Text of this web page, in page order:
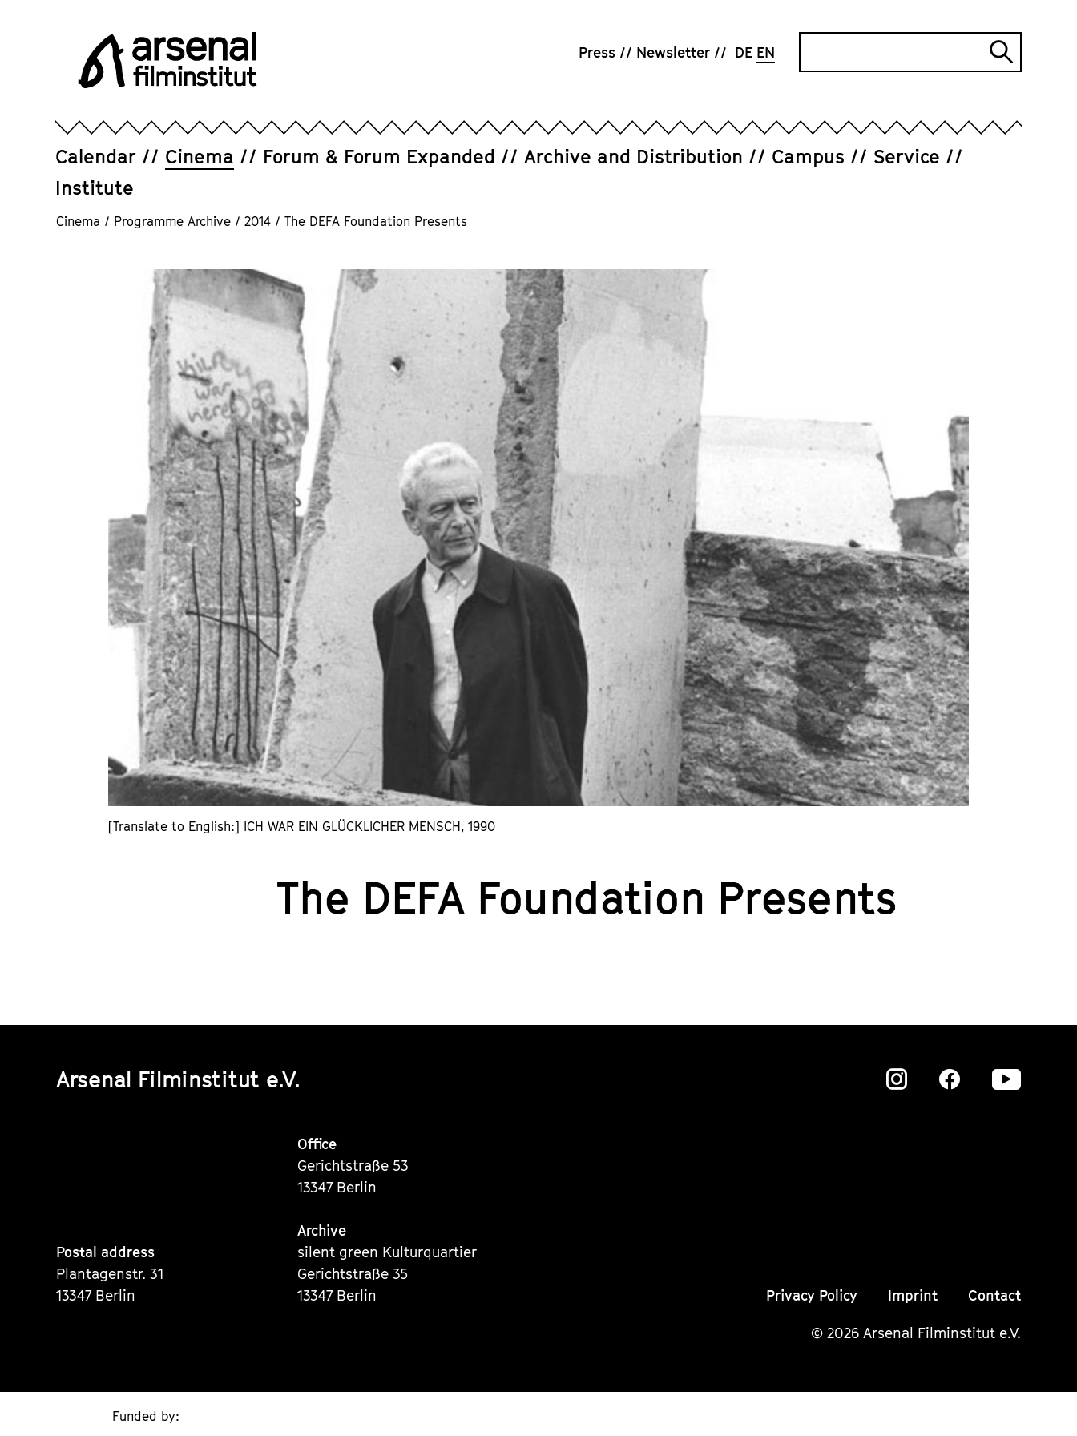
contentsFilminstitut
Press Newsletter DE EN
Calendar Cinema Forum & Forum Expanded Archive and Distribution Campus
Service
Institute
Cinema / Programme Archive / 2014 / The DEFA Foundation Presents
[Translate to English:] ICH WAR EIN GLÜCKLICHER MENSCH, 1990
The DEFA Foundation Presents
Arsenal Filminstitut e.V.
Zu
Zu
Zu
Postal address
Plantagenstr. 31
13347 Berlin
Office
Gerichtstraße 53
13347 Berlin
Archive
silent green Kulturquartier
Gerichtstraße 35
13347 Berlin
Privacy Policy Imprint Contact
© 2026 Arsenal Filminstitut e.V.
Funded by: